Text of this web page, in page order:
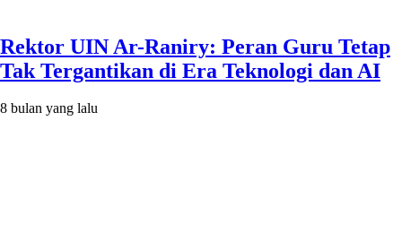
Rektor UIN Ar-Raniry: Peran Guru Tetap
Tak Tergantikan di Era Teknologi dan AI
8 bulan yang lalu